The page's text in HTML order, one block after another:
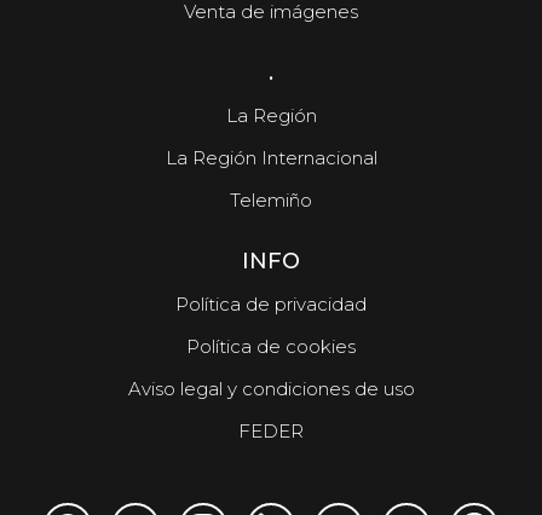
Venta de imágenes
.
La Región
La Región Internacional
Telemiño
INFO
Política de privacidad
Política de cookies
Aviso legal y condiciones de uso
FEDER